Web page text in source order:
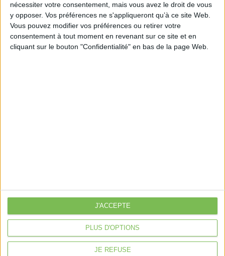
nécessiter votre consentement, mais vous avez le droit de vous
y opposer. Vos préférences ne s'appliqueront qu’à ce site Web.
Vous pouvez modifier vos préférences ou retirer votre
consentement à tout moment en revenant sur ce site et en
cliquant sur le bouton "Confidentialité" en bas de la page Web.
PLUS D'OPTIONS
JE REFUSE
J'ACCEPTE
Découvrir Cotélib
Violette la comptable
Déclaration Impôt sur le Revenu
Côté Retraite